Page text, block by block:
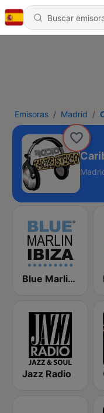
Emisoras Madrid
Blue Marlin Ibiza Radio
Jazz Radio